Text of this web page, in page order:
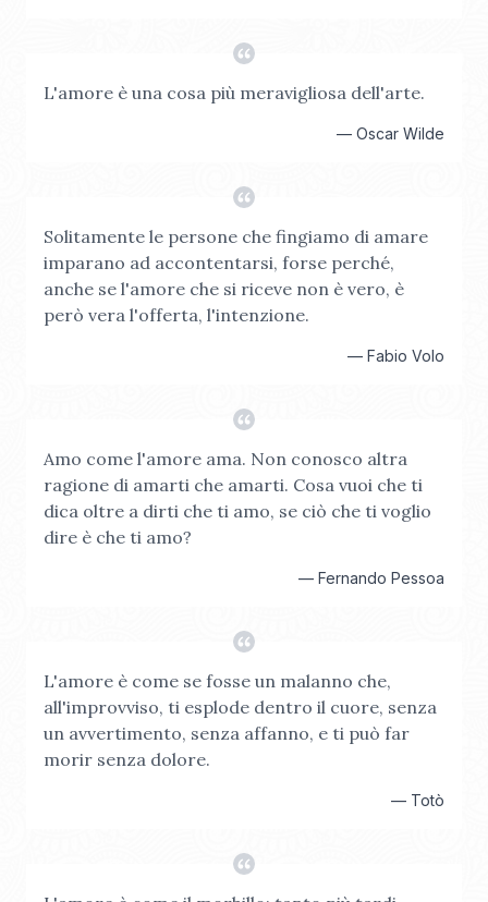
L'amore è una cosa più meravigliosa dell'arte.
— Oscar Wilde
Solitamente le persone che fingiamo di amare
imparano ad accontentarsi, forse perché,
anche se l'amore che si riceve non è vero, è
però vera l'offerta, l'intenzione.
— Fabio Volo
Amo come l'amore ama. Non conosco altra
ragione di amarti che amarti. Cosa vuoi che ti
dica oltre a dirti che ti amo, se ciò che ti voglio
dire è che ti amo?
— Fernando Pessoa
L'amore è come se fosse un malanno che,
all'improvviso, ti esplode dentro il cuore, senza
un avvertimento, senza affanno, e ti può far
morir senza dolore.
— Totò